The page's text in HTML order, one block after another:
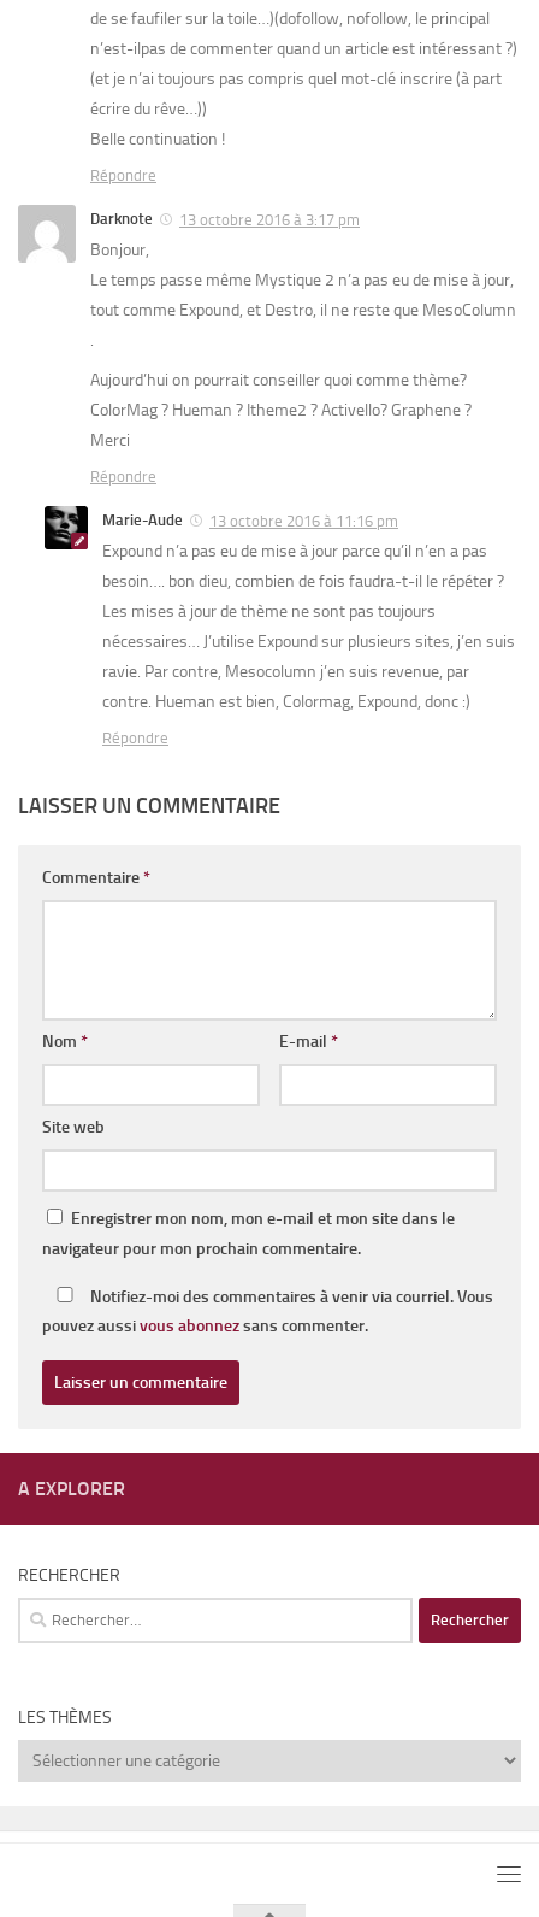
de se faufiler sur la toile…)(dofollow, nofollow, le principal
n’est-ilpas de commenter quand un article est intéressant ?)
(et je n’ai toujours pas compris quel mot-clé inscrire (à part
écrire du rêve…))
Belle continuation !
Répondre
Darknote 13 octobre 2016 à 3:17 pm
Bonjour,
Le temps passe même Mystique 2 n’a pas eu de mise à jour,
tout comme Expound, et Destro, il ne reste que MesoColumn
.
Aujourd’hui on pourrait conseiller quoi comme thème?
ColorMag ? Hueman ? Itheme2 ? Activello? Graphene ?
Merci
Répondre
Marie-Aude 13 octobre 2016 à 11:16 pm
Expound n’a pas eu de mise à jour parce qu’il n’en a pas
besoin…. bon dieu, combien de fois faudra-t-il le répéter ?
Les mises à jour de thème ne sont pas toujours
nécessaires… J’utilise Expound sur plusieurs sites, j’en suis
ravie. Par contre, Mesocolumn j’en suis revenue, par
contre. Hueman est bien, Colormag, Expound, donc :)
Répondre
LAISSER UN COMMENTAIRE
Commentaire*
Nom * E-mail *
Site web
Enregistrer mon nom, mon e-mail et mon site dans le
navigateur pour mon prochain commentaire.
Notifiez-moi des commentaires à venir via courriel. Vous
pouvez aussivous abonnezsans commenter.
A EXPLORER
RECHERCHER
Rechercher :
LES THÈMES
Les
thèmes